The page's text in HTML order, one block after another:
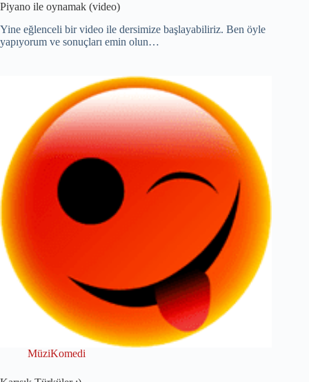
Piyano ile oynamak (video)
Yine eğlenceli bir video ile dersimize başlayabiliriz. Ben öyle
yapıyorum ve sonuçları emin olun…
MüziKomedi